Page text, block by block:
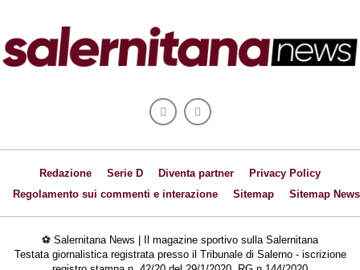
Redazione Serie D Diventa partner
Privacy Policy
Regolamento sui commenti e interazione
Sitemap Sitemap News
⚽ Salernitana News | Il magazine sportivo sulla Salernitana
Testata giornalistica registrata presso il Tribunale di Salerno - iscrizione